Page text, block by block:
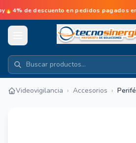
de descuento en pedidos
Videovigilancia › Accesorios ›